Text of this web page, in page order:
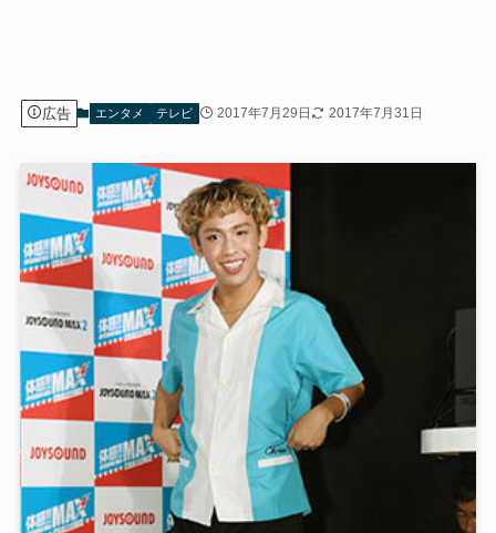
広告 エンタメ テレビ 2017年7月29日 2017年7月31日